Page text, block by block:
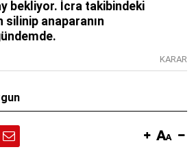
bekliyor. İcra takibindeki
silinip anaparanın
KARAR